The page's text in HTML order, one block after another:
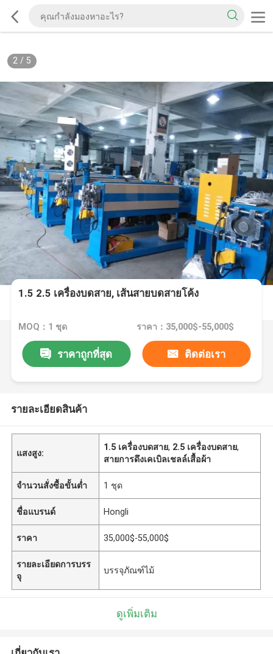
2/ 5
1.5 2.5 เครื่องบดสาย, เส้นสายบดสายโค้ง
MOQ：1 ชุด ราคา：35,000$-55,000$
ราคาถูกที่สุด ติดต่อเรา
รายละเอียดสินค้า
แสงสูง:
1.5 เครื่องบดสาย, 2.5 เครื่องบดสาย,
สายการดึงเคเบิลเชลล์เสื้อผ้า
จำนวนสั่งซื้อขั้นต่ำ 1 ชุด
ชื่อแบรนด์ Hongli
ราคา 35,000$-55,000$
รายละเอียดการบรร
จุ
บรรจุภัณฑ์ไม้
ดูเพิ่มเติม